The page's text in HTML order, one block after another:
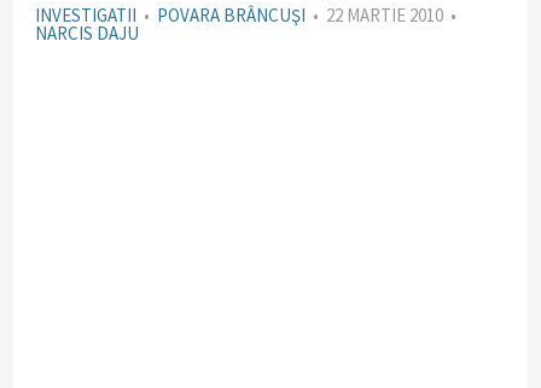
INVESTIGATII • POVARA BRÂNCUŞI • 22 MARTIE 2010 •
NARCIS DAJU